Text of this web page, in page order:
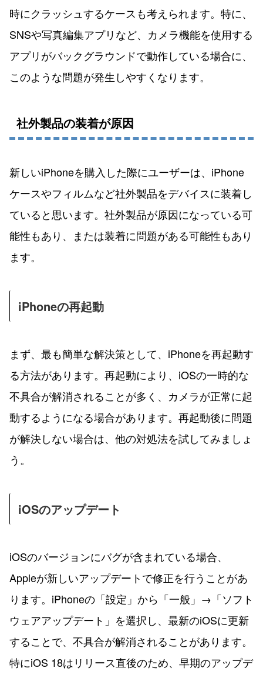
時にクラッシュするケースも考えられます。特に、
SNSや写真編集アプリなど、カメラ機能を使用する
アプリがバックグラウンドで動作している場合に、
このような問題が発生しやすくなります。
社外製品の装着が原因
新しいiPhoneを購入した際にユーザーは、iPhone
ケースやフィルムなど社外製品をデバイスに装着し
ていると思います。社外製品が原因になっている可
能性もあり、または装着に問題がある可能性もあり
ます。
iPhoneの再起動
まず、最も簡単な解決策として、iPhoneを再起動す
る方法があります。再起動により、iOSの一時的な
不具合が解消されることが多く、カメラが正常に起
動するようになる場合があります。再起動後に問題
が解決しない場合は、他の対処法を試してみましょ
う。
iOSのアップデート
iOSのバージョンにバグが含まれている場合、
Appleが新しいアップデートで修正を行うことがあ
ります。iPhoneの「設定」から「一般」→「ソフト
ウェアアップデート」を選択し、最新のiOSに更新
することで、不具合が解消されることがあります。
特にiOS 18はリリース直後のため、早期のアップデ